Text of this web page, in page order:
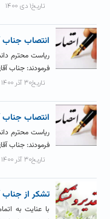
تاریخ۱ دی ۱۴۰۰
انتصاب جناب
ریاست محترم
فرمودند: جناب
تاریخ۳۰ آذر ۱۴۰۰
انتصاب جناب
ریاست محترم
فرمودند: جناب
تاریخ۳۰ آذر ۱۴۰۰
تشکر از جناب
با عنایت به